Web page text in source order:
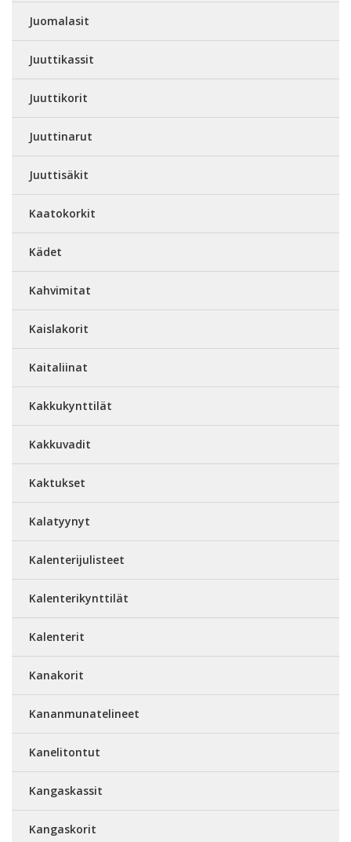
Juomalasit
Juuttikassit
Juuttikorit
Juuttinarut
Juuttisäkit
Kaatokorkit
Kädet
Kahvimitat
Kaislakorit
Kaitaliinat
Kakkukynttilät
Kakkuvadit
Kaktukset
Kalatyynyt
Kalenterijulisteet
Kalenterikynttilät
Kalenterit
Kanakorit
Kananmunatelineet
Kanelitontut
Kangaskassit
Kangaskorit